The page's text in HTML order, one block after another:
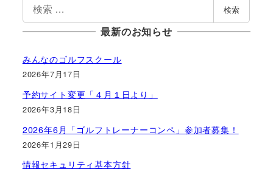
索
検索
最新のお知らせ
みんなのゴルフスクール
2026年7月17日
予約サイト変更「４月１日より」
2026年3月18日
2026年6月「ゴルフトレーナーコンペ」参加者募集！
2026年1月29日
情報セキュリティ基本方針